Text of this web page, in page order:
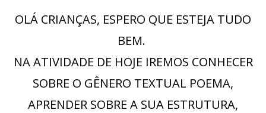
OLÁ CRIANÇAS, ESPERO QUE ESTEJA TUDO
BEM.
NA ATIVIDADE DE HOJE IREMOS CONHECER
SOBRE O GÊNERO TEXTUAL POEMA,
APRENDER SOBRE A SUA ESTRUTURA,